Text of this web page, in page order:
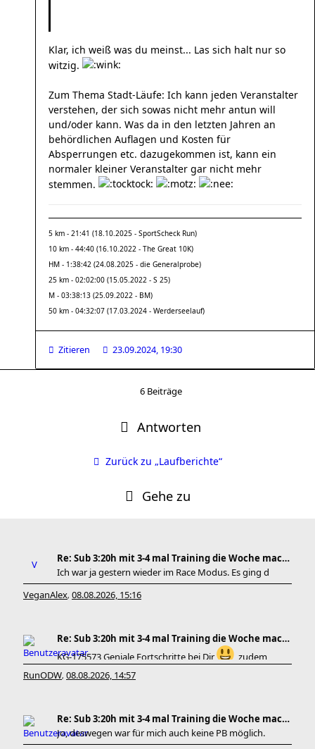
Klar, ich weiß was du meinst... Las sich halt nur so
witzig.
Zum Thema Stadt-Läufe: Ich kann jeden Veranstalter
verstehen, der sich sowas nicht mehr antun will
und/oder kann. Was da in den letzten Jahren an
behördlichen Auflagen und Kosten für
Absperrungen etc. dazugekommen ist, kann ein
normaler kleiner Veranstalter gar nicht mehr
stemmen.
5 km - 21:41 (18.10.2025 - SportScheck Run)
10 km - 44:40 (16.10.2022 - The Great 10K)
HM - 1:38:42 (24.08.2025 - die Generalprobe)
25 km - 02:02:00 (15.05.2022 - S 25)
M - 03:38:13 (25.09.2022 - BM)
50 km - 04:32:07 (17.03.2024 - Werderseelauf)
Zitieren 23.09.2024, 19:30
6 Beiträge
Antworten
Zurück zu „Laufberichte“
Gehe zu
Re: Sub 3:20h mit 3-4 mal Training die Woche machb
Ich war ja gestern wieder im Race Modus. Es ging d
VeganAlex, 08.08.2026, 15:16
Re: Sub 3:20h mit 3-4 mal Training die Woche machb
KG-175573 Geniale Fortschritte bei Dir
, zudem
RunODW, 08.08.2026, 14:57
Re: Sub 3:20h mit 3-4 mal Training die Woche machb
Jo, deswegen war für mich auch keine PB möglich.